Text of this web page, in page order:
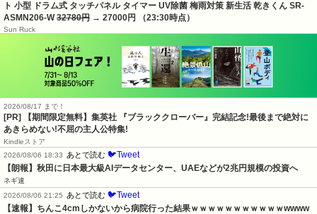
ト 小型 ドラム式 タッチパネル タイマー UV除菌 梅雨対策 新生活 乾きくん SR-
ASMN206-W32780円 → 27000円 （23:30時点）
Sun Ruck
2026/08/17 まで！
[PR] 【期間限定無料】集英社 『ブラッククローバー』完結記念!最後まで絶対に
あきらめない!不屈の主人公特集!
Kindleストア
2026/08/06 18:33
あとで読む 🐦Tweet
【朗報】秋田に日本最大級AIデータセンター、UAEなどが2兆円規模の投資へ
ネギ速
2026/08/06 21:25
あとで読む 🐦Tweet
【速報】ちんこ4cmしかないから病院行った結果ｗｗｗｗｗｗｗｗｗｗｗwwww